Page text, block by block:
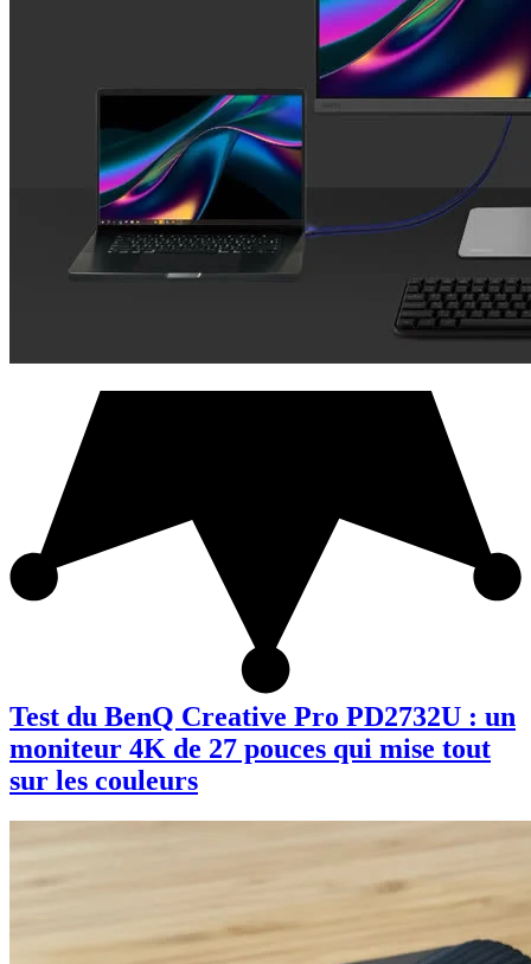
Test du BenQ Creative Pro PD2732U : un
moniteur 4K de 27 pouces qui mise tout
sur les couleurs